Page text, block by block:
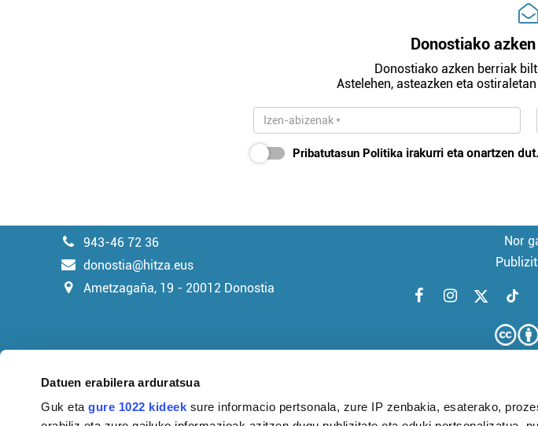
Datuen erabilera arduratsua
Guk etagure 1022 kideek sure informacio pertsonala, zure IP zenbakia, esaterako,
Donostiako
Donostiako azken berriak
Astelehen, asteazken eta
Pribatutasun Politika irakurri eta onartzen dut.
943-46 72 36
donostia@hitza.eus
Ametzagaña, 19 - 20012 Donostia
Nor